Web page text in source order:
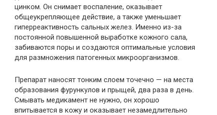
цинком. Он снимает воспаление, оказывает
общеукрепляющее действие, а также уменьшает
гиперреактивность сальных желез. Именно из-за
постоянной повышенной выработке кожного сала,
забиваются поры и создаются оптимальные условия
для размножения патогенных микроорганизмов.
Препарат наносят тонким слоем точечно — на места
образования фурункулов и прыщей, два раза в день.
Смывать медикамент не нужно, он хорошо
впитывается в кожу и оказывает незамедлительно